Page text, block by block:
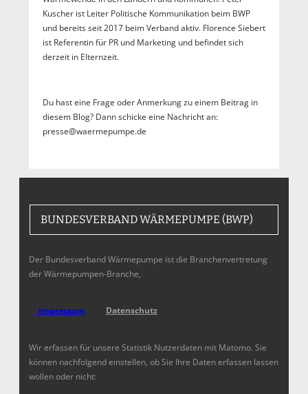
Kuscher ist Leiter Politische Kommunikation beim BWP
und bereits seit 2017 beim Verband aktiv. Florence Siebert
ist Referentin für PR und Marketing und befindet sich
derzeit in Elternzeit.
Du hast eine Frage oder Anmerkung zu einem Beitrag in
diesem Blog? Dann schicke eine Nachricht an:
presse@waermepumpe.de
BUNDESVERBAND WÄRMEPUMPE (BWP)
Der Bundesverband Wärmepumpe ist die Branchenvertretung
der Wärmepumpen-Branche,
Impressum Datenschutz
Wir erfassen für unsere Statistik Nutzerdaten mit Matomo. Sie
können nachfolgend einstellen, ob Sie Ihre Daten erfassen lassen
wollen oder nicht: